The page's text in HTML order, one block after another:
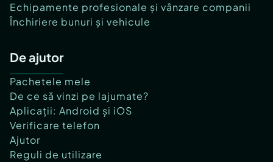
Echipamente profesionale și vânzare companii
Închiriere bunuri și vehicule
De ajutor
Pachetele mele
De ce să vinzi pe lajumate?
Aplicații: Android și iOS
Verificare telefon
Ajutor
Reguli de utilizare